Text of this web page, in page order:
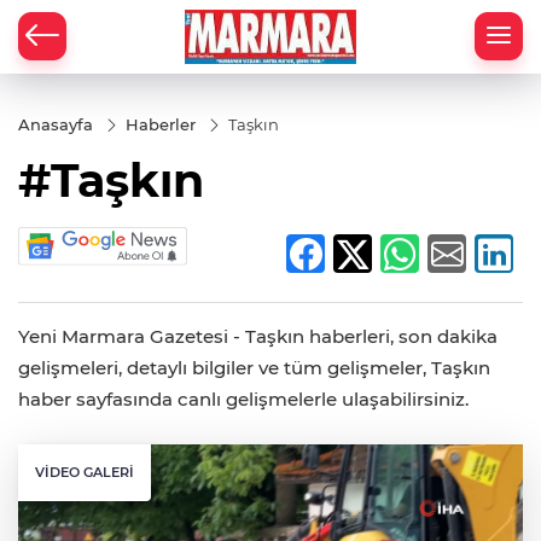
Anasayfa Haberler Taşkın
#Taşkın
Yeni Marmara Gazetesi - Taşkın haberleri, son dakika
gelişmeleri, detaylı bilgiler ve tüm gelişmeler, Taşkın
haber sayfasında canlı gelişmelerle ulaşabilirsiniz.
VIDEO GALERI